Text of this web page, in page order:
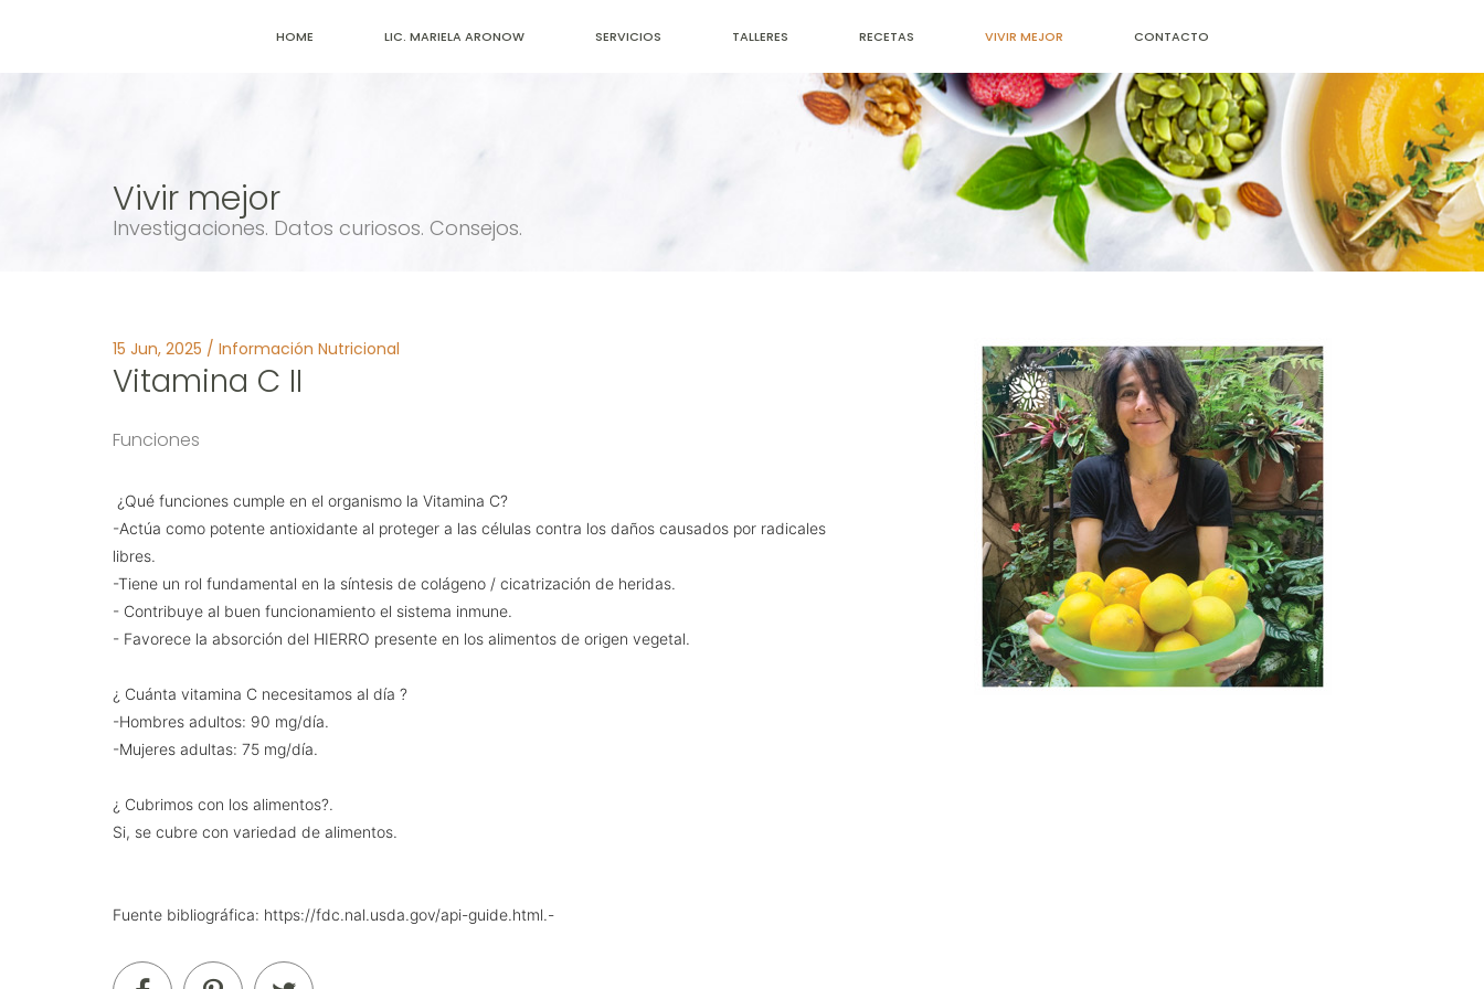
HOME LIC. MARIELA ARONOW SERVICIOS TALLERES RECETAS VIVIR MEJOR CONTACTO
Vivir mejor
Investigaciones. Datos curiosos. Consejos.
15 Jun, 2025 / Información Nutricional
Vitamina C II
Funciones
¿Qué funciones cumple en el organismo la Vitamina C?
-Actúa como potente antioxidante al proteger a las células contra los daños causados por radicales
libres.
-Tiene un rol fundamental en la síntesis de colágeno / cicatrización de heridas.
- Contribuye al buen funcionamiento el sistema inmune.
- Favorece la absorción del HIERRO presente en los alimentos de origen vegetal.
¿ Cuánta vitamina C necesitamos al día ?
-Hombres adultos: 90 mg/día.
-Mujeres adultas: 75 mg/día.
¿ Cubrimos con los alimentos?.
Si, se cubre con variedad de alimentos.
Fuente bibliográfica: https://fdc.nal.usda.gov/api-guide.html.-